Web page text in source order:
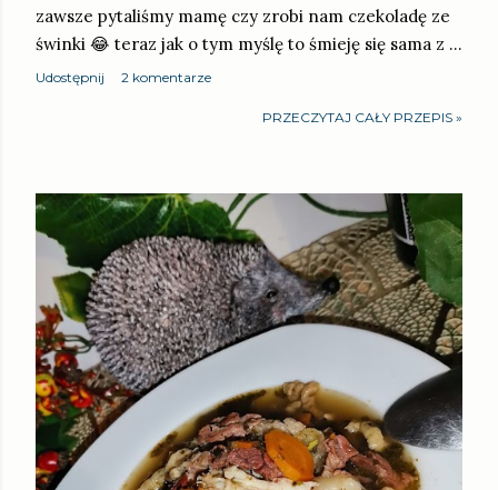
zawsze pytaliśmy mamę czy zrobi nam czekoladę ze
świnki 😂 teraz jak o tym myślę to śmieję się sama z …
Udostępnij 2 komentarze
PRZECZYTAJ CAŁY PRZEPIS »